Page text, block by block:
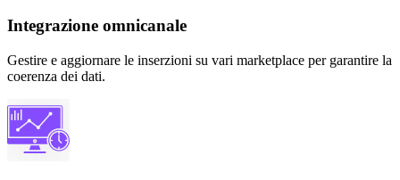
Integrazione omnicanale
Gestire e aggiornare le inserzioni su vari marketplace per garantire la
coerenza dei dati.